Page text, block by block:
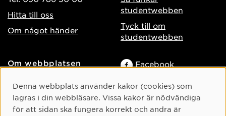
Hitta till oss
Om något händer
studentwebben
Tyck till om
studentwebben
Om webbplatsen
Behandling av
personuppgifter
Facebook
TikTok
Cookie-samtycke
Denna webbplats använder kakor (cookies) som
lagras i din webbläsare. Vissa kakor är nödvändiga
för att sidan ska fungera korrekt och andra är